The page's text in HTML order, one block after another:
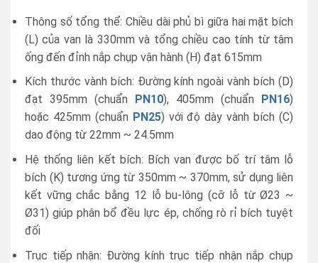
Thông số tổng thể: Chiều dài phủ bì giữa hai mặt bích
(L) của van là 330mm và tổng chiều cao tính từ tâm
ống đến đỉnh nắp chụp vận hành (H) đạt 615mm
Kích thước vành bích: Đường kính ngoài vành bích (D)
đạt 395mm (chuẩn
PN10), 405mm (chuẩn PN16)
hoặc 425mm (chuẩn PN25) với độ dày vành bích (C)
dao động từ 22mm ~ 24.5mm
Hệ thống liên kết bích: Bích van được bố trí tâm lỗ
bích (K) tương ứng từ 350mm ~ 370mm, sử dụng liên
kết vững chắc bằng 12 lỗ bu-lông (cỡ lỗ từ Ø23 ~
Ø31) giúp phân bổ đều lực ép, chống rò rỉ bích tuyệt
đối
Trục tiếp nhận: Đường kính trục tiếp nhận nắp chụp